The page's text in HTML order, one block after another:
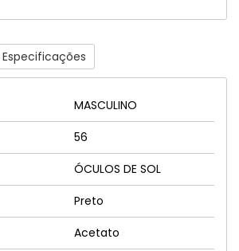
MASCULINO
56
ÓCULOS DE SOL
Preto
Acetato